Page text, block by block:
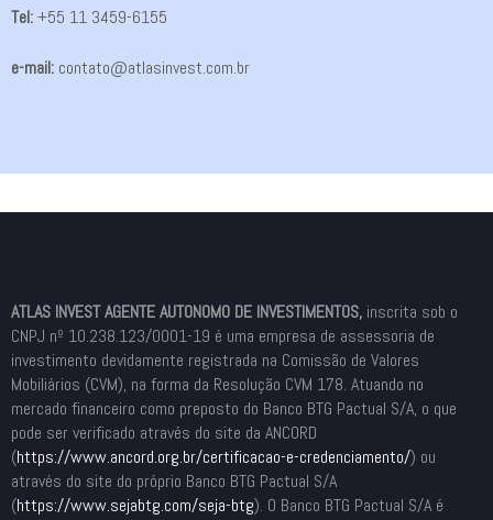
Tel:+55 11 3459-6155
e-mail: contato@atlasinvest.com.br
ATLAS INVEST AGENTE AUTONOMO DE INVESTIMENTOS, inscrita sob o
CNPJ nº 10.238.123/0001-19 é uma empresa de assessoria de
investimento devidamente registrada na Comissão de Valores
Mobiliários (CVM), na forma da Resolução CVM 178. Atuando no
mercado financeiro como preposto do Banco BTG Pactual S/A, o que
pode ser verificado através do site da ANCORD
(https://www.ancord.org.br/certificacao-e-credenciamento/) ou
através do site do próprio Banco BTG Pactual S/A
(https://www.sejabtg.com/seja-btg). O Banco BTG Pactual S/A é